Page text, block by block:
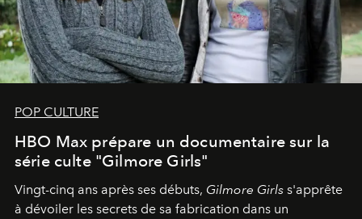
POP CULTURE
HBO Max prépare un documentaire sur la
série culte "Gilmore Girls"
Vingt-cinq ans après ses débuts, Gilmore Girls s'apprête
à dévoiler les secrets de sa fabrication dans un